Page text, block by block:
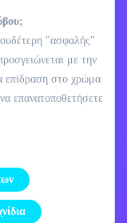
"ασφαλής"
με την
επίδραση στο χρώμα
επανατοποθετήσετε